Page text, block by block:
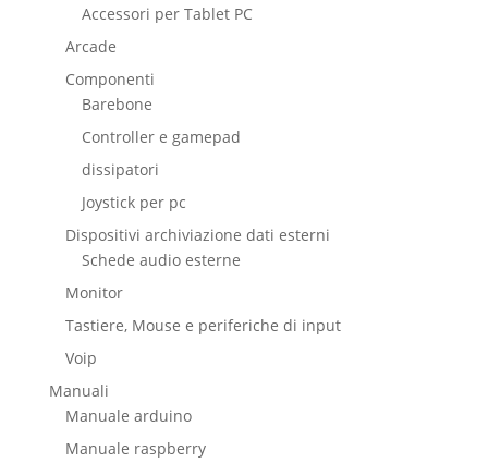
Accessori per Tablet PC
Arcade
Componenti
Barebone
Controller e gamepad
dissipatori
Joystick per pc
Dispositivi archiviazione dati esterni
Schede audio esterne
Monitor
Tastiere, Mouse e periferiche di input
Voip
Manuali
Manuale arduino
Manuale raspberry